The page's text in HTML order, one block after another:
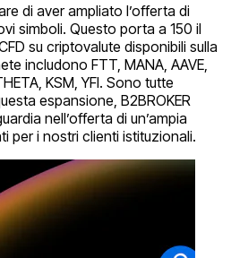
di aver ampliato l’offerta di
simboli. Questo porta a 150 il
su criptovalute disponibili sulla
includono FTT, MANA, AAVE,
KSM, YFI. Sono tutte
espansione, B2BROKER
nell’offerta di un’ampia
per i nostri clienti istituzionali.